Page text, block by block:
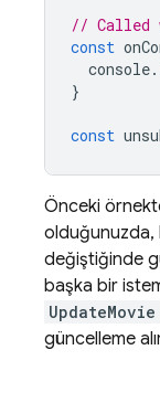
// Called
const
console.
}
const
Önceki
olduğunuzda,
değiştiğinde
başka bir
UpdateMovie
güncelleme